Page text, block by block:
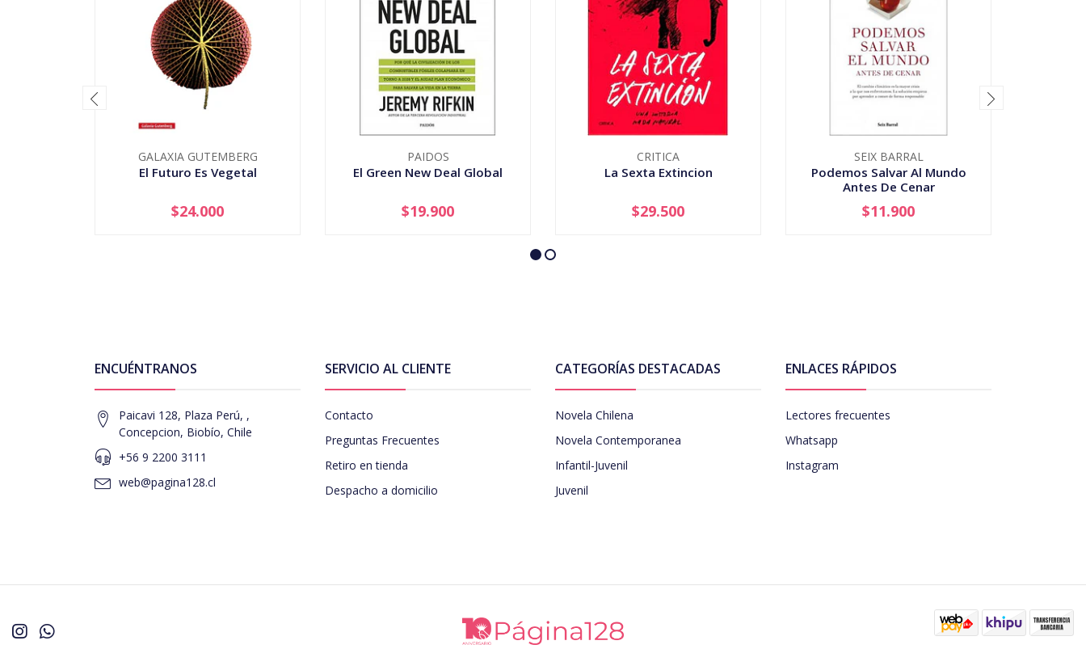
GALAXIA GUTEMBERG
El Futuro Es Vegetal
+
$24.000
PAIDOS
El Green New Deal Global
+
$19.900
CRITICA
La Sexta Extincion
+
$29.500
SEIX BARRAL
Podemos Salvar Al Mundo
Antes De Cenar
+
$11.900
ENCUÉNTRANOS
Paicavi 128, Plaza Perú, ,
Concepcion, Biobío, Chile
+56 9 2200 3111
web@pagina128.cl
SERVICIO AL CLIENTE
Contacto
Preguntas Frecuentes
Retiro en tienda
Despacho a domicilio
CATEGORÍAS DESTACADAS
Novela Chilena
Novela Contemporanea
Infantil-Juvenil
Juvenil
ENLACES RÁPIDOS
Lectores frecuentes
Whatsapp
Instagram